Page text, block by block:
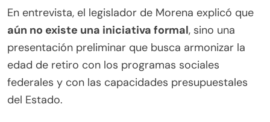
En entrevista, el legislador de Morena explicó que
aún no existe una iniciativa formal, sino una
presentación preliminar que busca armonizar la
edad de retiro con los programas sociales
federales y con las capacidades presupuestales
del Estado.